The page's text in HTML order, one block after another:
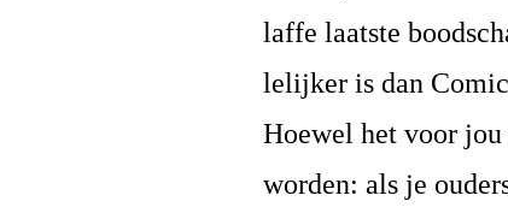
laffe laatste
lelijker is dan
Hoewel het voor
worden: als je